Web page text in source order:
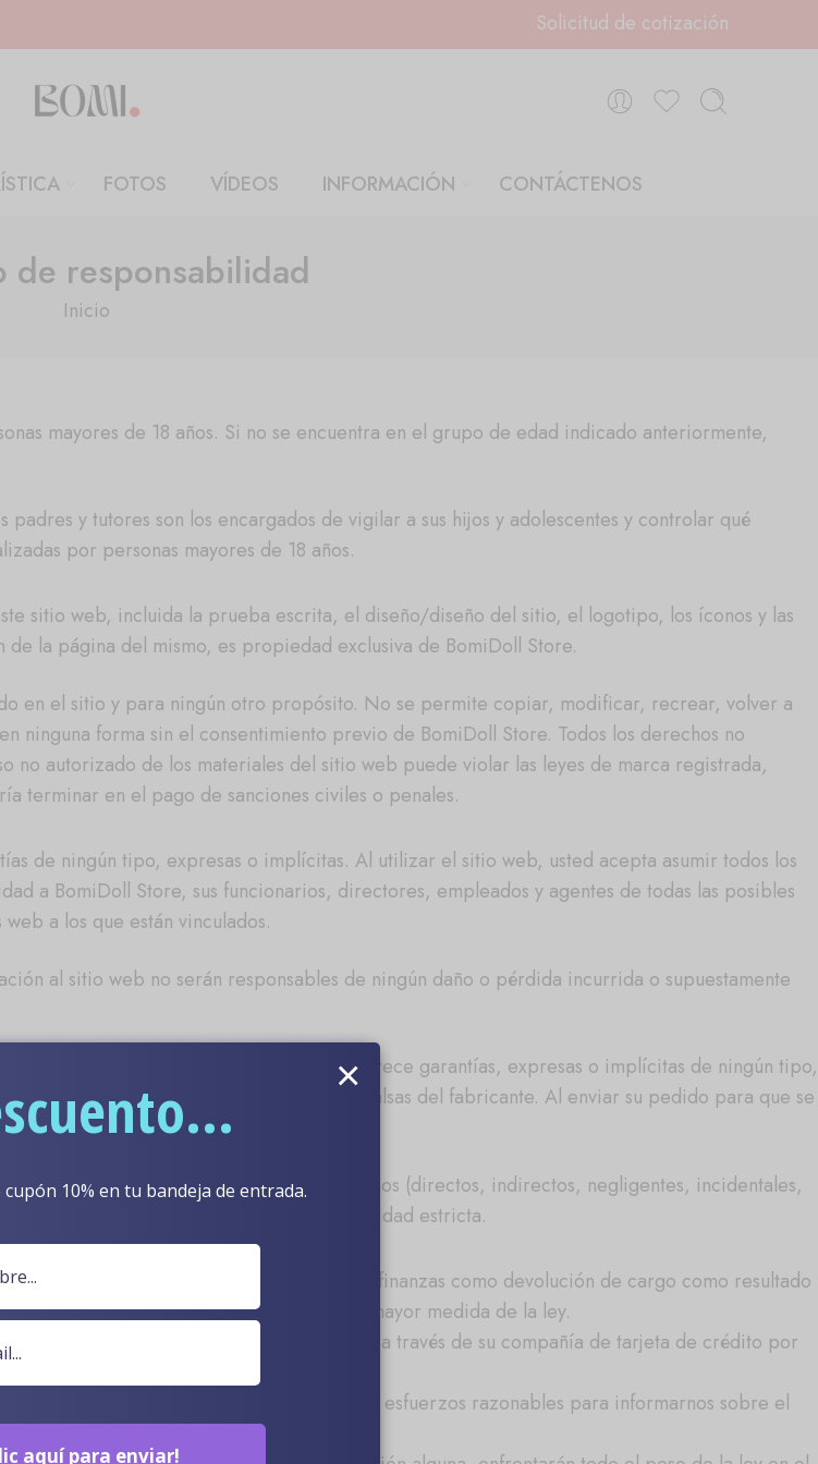
Solicitud de cotización
FOTOS VÍDEOS INFORMACIÓN CONTÁCTENOS
de responsabilidad
Inicio
mayores de 18 años. Si no se encuentra en el grupo de edad indicado anteriormente,
y tutores son los encargados de vigilar a sus hijos y adolescentes y controlar qué
por personas mayores de 18 años.
sitio web, incluida la prueba escrita, el diseño/diseño del sitio, el logotipo, los íconos y las
la página del mismo, es propiedad exclusiva de BomiDoll Store.
en el sitio y para ningún otro propósito. No se permite copiar, modificar, recrear, volver a
forma sin el consentimiento previo de BomiDoll Store. Todos los derechos no
no autorizado de los materiales del sitio web puede violar las leyes de marca registrada,
terminar en el pago de sanciones civiles o penales.
de ningún tipo, expresas o implícitas. Al utilizar el sitio web, usted acepta asumir todos los
a BomiDoll Store, sus funcionarios, directores, empleados y agentes de todas las posibles
a los que están vinculados.
al sitio web no serán responsables de ningún daño o pérdida incurrida o supuestamente
nuevos usuarios. BomiDoll Store no ofrece garantías, expresas o implícitas de ningún tipo,
del fabricante y de declaraciones falsas del fabricante. Al enviar su pedido para que se
otra persona por lesiones, pérdidas o daños (directos, indirectos, negligentes, incidentales,
incluida la negligencia o la responsabilidad estricta.
cualquier pedido que salga de nuestras finanzas como devolución de cargo como resultado
de la ley para su procesamiento en la mayor medida de la ley.
disputa/reclamo/devolución de cargo a través de su compañía de tarjeta de crédito por
fraude, especialmente si no se realizan esfuerzos razonables para informarnos sobre el
10% en tu bandeja de entrada.
aquí para enviar!
×